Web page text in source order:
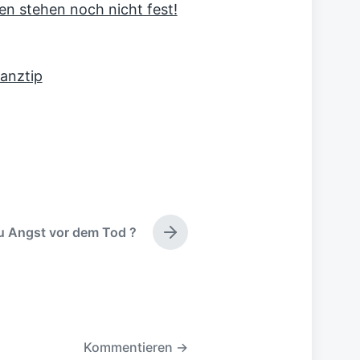
stehen noch nicht fest!
N
ä
r
Angst vor dem Tod ?
Kommentieren →